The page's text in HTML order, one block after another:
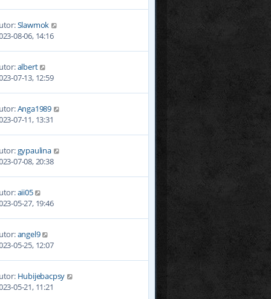
Slawmok
08-06, 14:16
albert
07-13, 12:59
Anga1989
07-11, 13:31
gypaulina
07-08, 20:38
aii05
05-27, 19:46
angel9
05-25, 12:07
Hubijebacpsy
05-21, 11:21